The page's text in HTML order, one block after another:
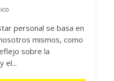
personal se basa en
mismos, como
sobre la
el...